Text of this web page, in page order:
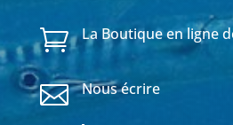
 La Boutique en ligne
 Nous écrire